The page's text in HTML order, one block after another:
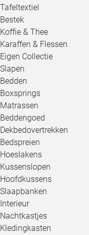
Tafeltextiel
Bestek
Koffie & Thee
Karaffen & Flessen
Eigen Collectie
Slapen
Bedden
Boxsprings
Matrassen
Beddengoed
Dekbedovertrekken
Bedspreien
Hoeslakens
Kussenslopen
Hoofdkussens
Slaapbanken
Interieur
Nachtkastjes
Kledingkasten